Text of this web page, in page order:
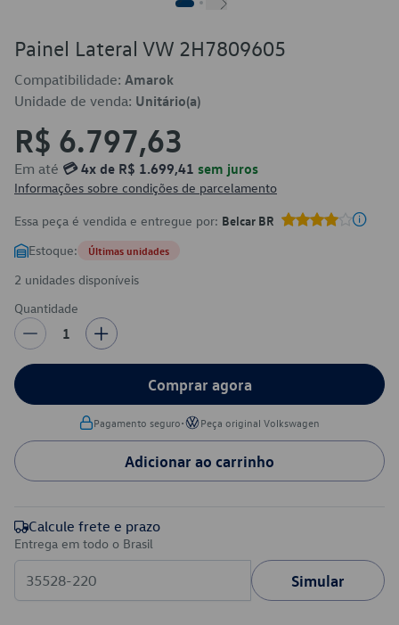
Painel Lateral VW 2H7809605
Compatibilidade: Amarok
Unidade de venda: Unitário(a)
R$ 6.797,63
Em até 💳 4x de R$ 1.699,41 sem juros
Informações sobre condições de parcelamento
Essa peça é vendida e entregue por: Belcar BR
Estoque: Últimas unidades
2 unidades disponíveis
Quantidade
1
Comprar agora
Pagamento seguro• Peça original Volkswagen
Adicionar ao carrinho
Calcule frete e prazo
Entrega em todo o Brasil
Simular